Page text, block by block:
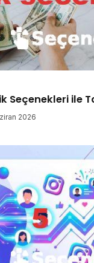
Seçenekleri ile
2026